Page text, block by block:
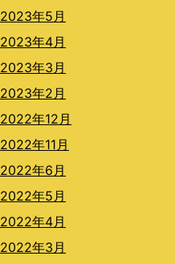
2023年5月
2023年4月
2023年3月
2023年2月
2022年12月
2022年11月
2022年6月
2022年5月
2022年4月
2022年3月